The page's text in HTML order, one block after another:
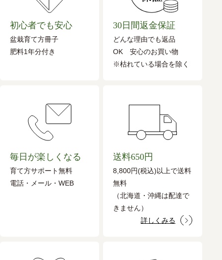
初心者でも安心
盆栽育て方冊子
肥料1年分付き
30日間返金保証
どんな理由でも返品
OK 安心のお買い物
※枯れている場合を除く
毎日が楽しくなる
育て方サポート無料
電話・メール・WEB
送料650円
8,800円(税込)以上で送料
無料
（北海道・沖縄は配達で
きません）
詳しくみる